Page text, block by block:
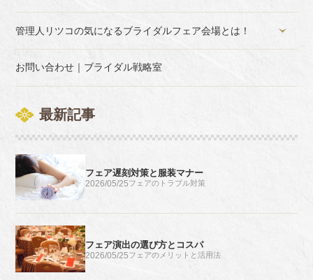
管理人リツコの気になるブライダルフェア会場とは！
お問い合わせ｜ブライダル戦略室
最新記事
フェア遅刻対策と服装マナー
2026/05/25フェアのトラブル対策
フェア演出の選び方とコスパ
2026/05/25フェアのメリットと活用法